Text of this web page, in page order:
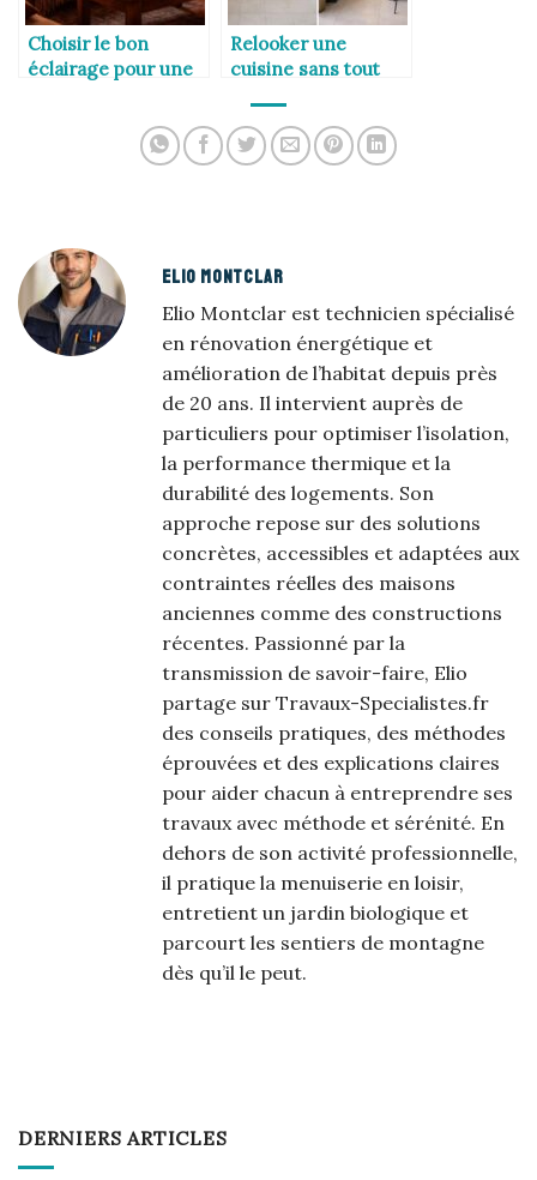
Choisir le bon
éclairage pour une
Relooker une
cuisine sans tout
ELIO MONTCLAR
Elio Montclar est technicien spécialisé
en rénovation énergétique et
amélioration de l’habitat depuis près
de 20 ans. Il intervient auprès de
particuliers pour optimiser l’isolation,
la performance thermique et la
durabilité des logements. Son
approche repose sur des solutions
concrètes, accessibles et adaptées aux
contraintes réelles des maisons
anciennes comme des constructions
récentes. Passionné par la
transmission de savoir-faire, Elio
partage sur Travaux-Specialistes.fr
des conseils pratiques, des méthodes
éprouvées et des explications claires
pour aider chacun à entreprendre ses
travaux avec méthode et sérénité. En
dehors de son activité professionnelle,
il pratique la menuiserie en loisir,
entretient un jardin biologique et
parcourt les sentiers de montagne
dès qu’il le peut.
DERNIERS ARTICLES